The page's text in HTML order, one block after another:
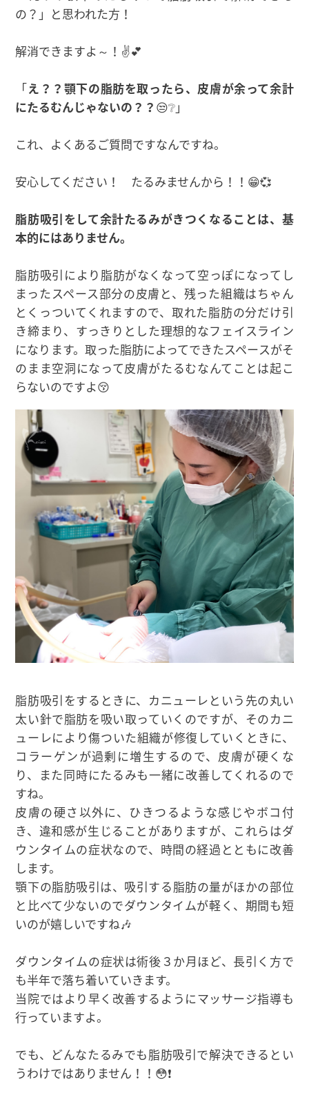
の？」と思われた方！
解消できますよ～！✌💕
「え？？顎下の脂肪を取ったら、皮膚が余って余計
にたるむんじゃないの？？ 😒❔」
これ、よくあるご質問ですなんですね。
安心してください！ たるみませんから！！😁💞
脂肪吸引をして余計たるみがきつくなることは、基
本的にはありません。
脂肪吸引により脂肪がなくなって空っぽになってし
まったスペース部分の皮膚と、残った組織はちゃん
とくっついてくれますので、取れた脂肪の分だけ引
き締まり、すっきりとした理想的なフェイスライン
になります。取った脂肪によってできたスペースがそ
のまま空洞になって皮膚がたるむなんてことは起こ
らないのですよ😚
脂肪吸引をするときに、カニューレという先の丸い
太い針で脂肪を吸い取っていくのですが、そのカニ
ューレにより傷ついた組織が修復していくときに、
コラーゲンが過剰に増生するので、皮膚が硬くな
り、また同時にたるみも一緒に改善してくれるので
すね。
皮膚の硬さ以外に、ひきつるような感じやボコ付
き、違和感が生じることがありますが、これらはダ
ウンタイムの症状なので、時間の経過とともに改善
します。
顎下の脂肪吸引は、吸引する脂肪の量がほかの部位
と比べて少ないのでダウンタイムが軽く、期間も短
いのが嬉しいですね🎶
ダウンタイムの症状は術後３か月ほど、長引く方で
も半年で落ち着いていきます。
当院ではより早く改善するようにマッサージ指導も
行っていますよ。
でも、どんなたるみでも脂肪吸引で解決できるとい
うわけではありません！！😳❗